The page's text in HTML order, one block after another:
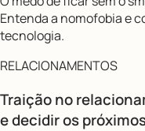
Entenda a nomofobia e
tecnologia.
RELACIONAMENTOS
Traição no
e decidir os